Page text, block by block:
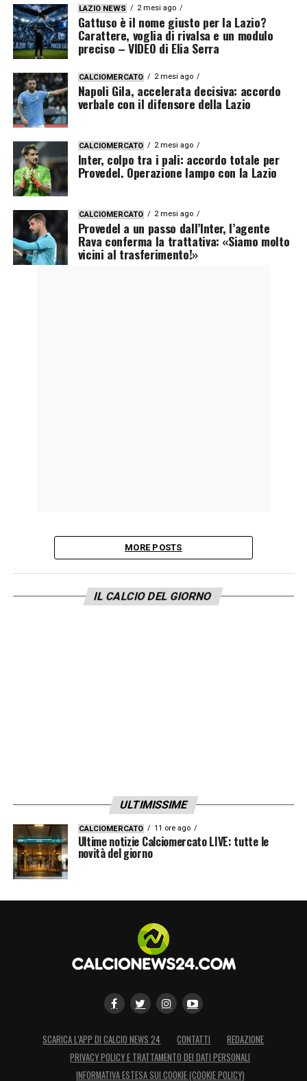
LAZIO NEWS 2 mesi ago
Gattuso è il nome giusto per la Lazio?
Carattere, voglia di rivalsa e un modulo
preciso – VIDEO di Elia Serra
CALCIOMERCATO 2 mesi ago
Napoli Gila, accelerata decisiva: accordo
verbale con il difensore della Lazio
CALCIOMERCATO 2 mesi ago
Inter, colpo tra i pali: accordo totale per
Provedel. Operazione lampo con la Lazio
CALCIOMERCATO 2 mesi ago
Provedel a un passo dall’Inter, l’agente
Rava conferma la trattativa: «Siamo molto
vicini al trasferimento!»
MORE POSTS
IL CALCIO DEL GIORNO
ULTIMISSIME
CALCIOMERCATO 11 ore ago
Ultime notizie Calciomercato LIVE: tutte le
novità del giorno
SCARICA L’APP DI CALCIO NEWS 24 CONTATTI
REDAZIONE
PRIVACY POLICY E TRATTAMENTO DEI DATI PERSONALI
INFORMATIVA ESTESA SUI COOKIE (COOKIE POLICY)